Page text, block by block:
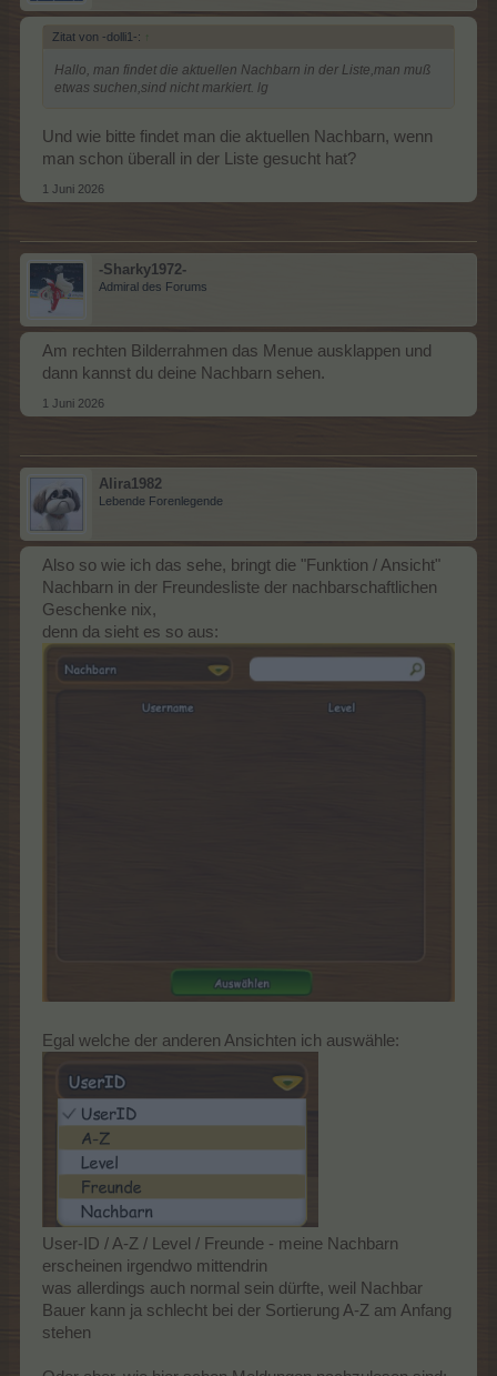
Zitat von -dolli1-: ↑
Hallo, man findet die aktuellen Nachbarn in der Liste,man muß
etwas suchen,sind nicht markiert. lg
Und wie bitte findet man die aktuellen Nachbarn, wenn
man schon überall in der Liste gesucht hat?
1 Juni 2026
-Sharky1972-
Admiral des Forums
Am rechten Bilderrahmen das Menue ausklappen und
dann kannst du deine Nachbarn sehen.
1 Juni 2026
Alira1982
Lebende Forenlegende
Also so wie ich das sehe, bringt die "Funktion / Ansicht"
Nachbarn in der Freundesliste der nachbarschaftlichen
Geschenke nix,
denn da sieht es so aus:
Egal welche der anderen Ansichten ich auswähle:
User-ID / A-Z / Level / Freunde - meine Nachbarn
erscheinen irgendwo mittendrin
was allerdings auch normal sein dürfte, weil Nachbar
Bauer kann ja schlecht bei der Sortierung A-Z am Anfang
stehen